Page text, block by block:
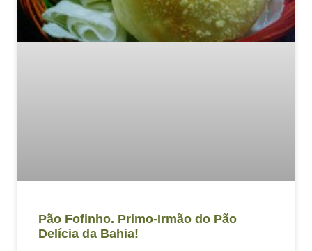
Pão Fofinho. Primo-Irmão do Pão
Delícia da Bahia!